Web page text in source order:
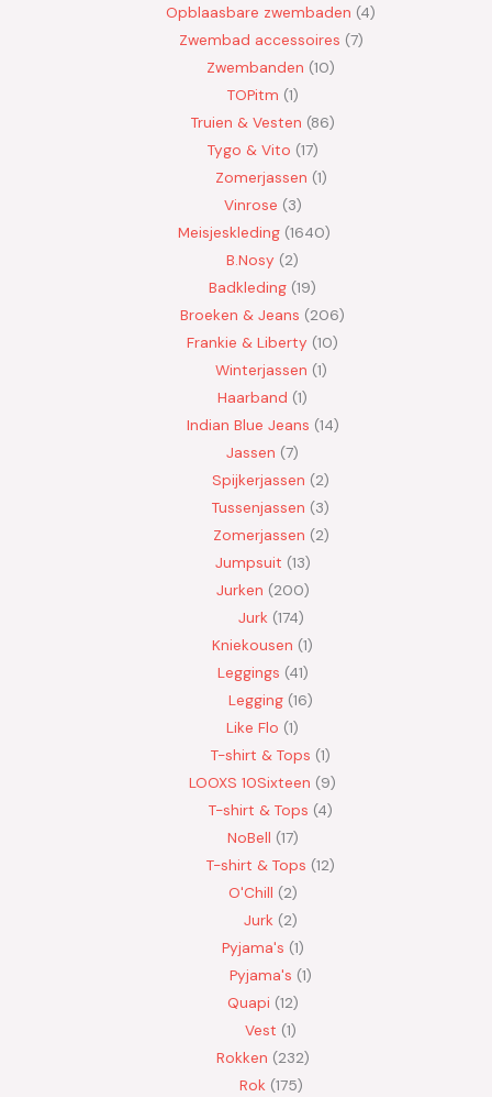
Opblaasbare zwembaden 4
Zwembad accessoires 7
Zwembanden 10
TOPitm 1
Truien & Vesten 86
Tygo & Vito 17
Zomerjassen 1
Vinrose 3
Meisjeskleding 1640
B.Nosy
2
Badkleding 19
Broeken & Jeans
206
Frankie & Liberty 10
Winterjassen 1
Haarband 1
Indian Blue Jeans 14
Jassen 7
Spijkerjassen
2
Tussenjassen
3
Zomerjassen 2
Jumpsuit 13
Jurken 200
Jurk 174
Kniekousen 1
Leggings 41
Legging 16
Like Flo 1
T-shirt & Tops 1
LOOXS 10Sixteen
9
T-shirt & Tops 4
NoBell 17
T-shirt & Tops 12
O'Chill 2
Jurk 2
Pyjama's 1
Pyjama's 1
Quapi 12
Vest 1
Rokken 232
Rok 175